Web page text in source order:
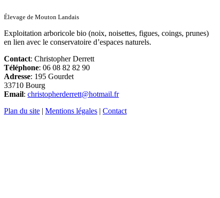
Élevage de Mouton Landais
Exploitation arboricole bio (noix, noisettes, figues, coings, prunes)
en lien avec le conservatoire d’espaces naturels.
Contact: Christopher Derrett
Téléphone: 06 08 82 82 90
Adresse: 195 Gourdet
33710 Bourg
Email: christopherderrett@hotmail.fr
Plan du site | Mentions légales | Contact